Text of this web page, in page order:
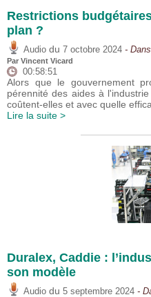
Restrictions
plan ?
Audio du 7 octobre 2024 -
Par Vincent Vicard
00:58:51
Alors que le gouvernement
pérennité des aides à
coûtent-elles et avec quelle
Lire la suite >
Duralex, Caddie :
son modèle
Audio du 5 septembre 2024 -